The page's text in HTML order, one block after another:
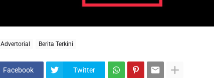
Advertorial Berita Terkini
Facebook Twitter